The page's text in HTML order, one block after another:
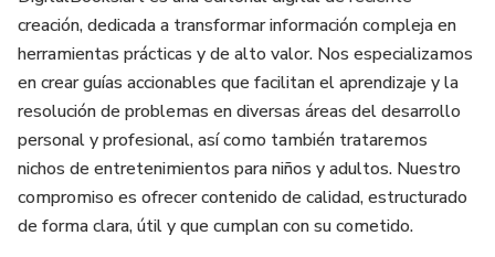
creación, dedicada a transformar información compleja en
herramientas prácticas y de alto valor. Nos especializamos
en crear guías accionables que facilitan el aprendizaje y la
resolución de problemas en diversas áreas del desarrollo
personal y profesional, así como también trataremos
nichos de entretenimientos para niños y adultos. Nuestro
compromiso es ofrecer contenido de calidad, estructurado
de forma clara, útil y que cumplan con su cometido.